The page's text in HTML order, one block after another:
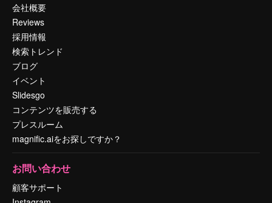
会社概要
Reviews
採用情報
検索トレンド
ブログ
イベント
Slidesgo
コンテンツを販売する
プレスルーム
magnific.aiをお探しですか？
お問い合わせ
顧客サポート